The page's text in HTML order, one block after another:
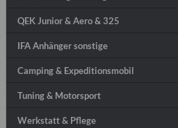
QEK Junior & Aero & 325
IFA Anhänger sonstige
Camping & Expeditionsmobil
Tuning & Motorsport
Werkstatt & Pflege